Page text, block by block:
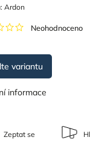
Neohodnoceno
Ardon
variantu
informace
Zeptat se